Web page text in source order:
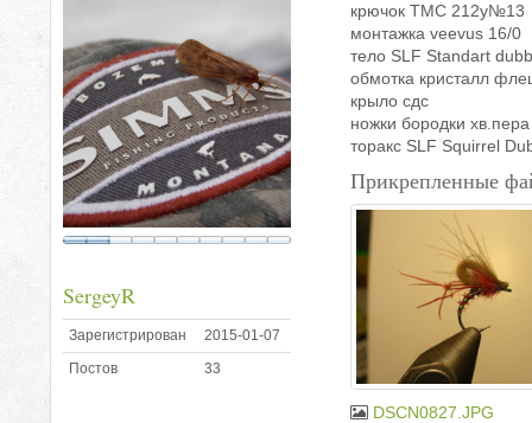
SergeyR
Зарегистрирован
2015-01-07
Постов
33
крючок TMC 212y№13
монтажка veevus 16/0
тело SLF Standart
обмотка кристалл
крыло сдс
ножки бородки
торакс SLF Squirrel
Прикрепленные
DSCN0827.JPG